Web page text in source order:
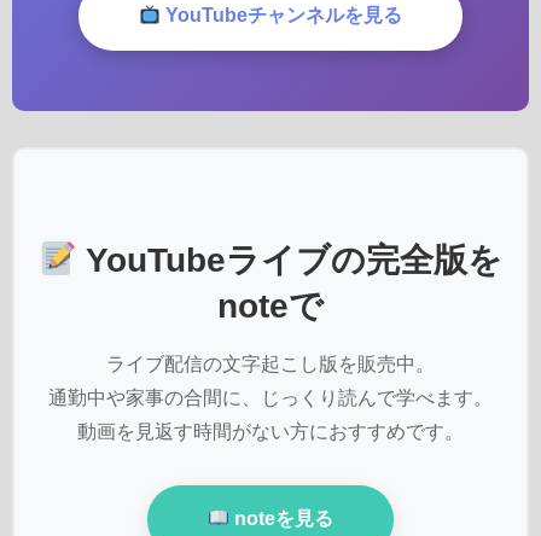
YouTubeチャンネルを見る
YouTubeライブの完全版を
noteで
ライブ配信の文字起こし版を販売中。
通勤中や家事の合間に、じっくり読んで学べます。
動画を見返す時間がない方におすすめです。
noteを見る